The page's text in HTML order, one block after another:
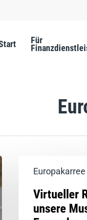
Für
Europakarree
Virtueller
unsere